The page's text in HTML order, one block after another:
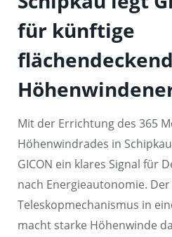
für künftige
Mit der Errichtung des 365
Höhenwindrades in
GICON ein klares Signal für
nach Energieautonomie.
Teleskopmechanismus in
macht starke Höhenwinde